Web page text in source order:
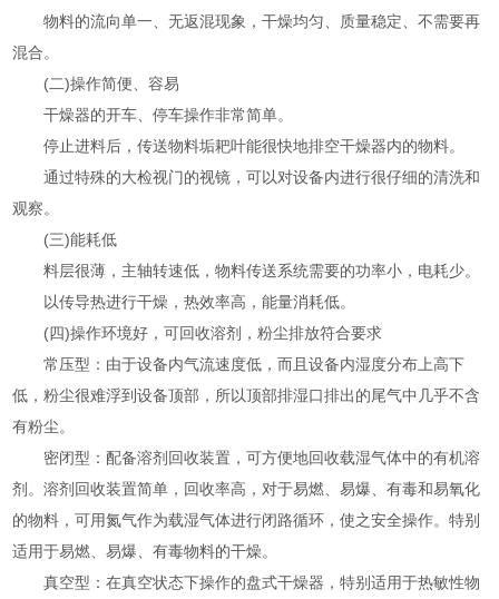
物料的流向单一、无返混现象，干燥均匀、质量稳定、不需要再
混合。
(二)操作简便、容易
干燥器的开车、停车操作非常简单。
停止进料后，传送物料垢耙叶能很快地排空干燥器内的物料。
通过特殊的大检视门的视镜，可以对设备内进行很仔细的清洗和
观察。
(三)能耗低
料层很薄，主轴转速低，物料传送系统需要的功率小，电耗少。
以传导热进行干燥，热效率高，能量消耗低。
(四)操作环境好，可回收溶剂，粉尘排放符合要求
常压型：由于设备内气流速度低，而且设备内湿度分布上高下
低，粉尘很难浮到设备顶部，所以顶部排湿口排出的尾气中几乎不含
有粉尘。
密闭型：配备溶剂回收装置，可方便地回收载湿气体中的有机溶
剂。溶剂回收装置简单，回收率高，对于易燃、易爆、有毒和易氧化
的物料，可用氮气作为载湿气体进行闭路循环，使之安全操作。特别
适用于易燃、易爆、有毒物料的干燥。
真空型：在真空状态下操作的盘式干燥器，特别适用于热敏性物